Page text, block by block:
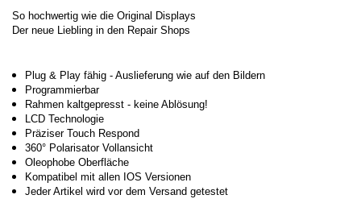
So hochwertig wie die Original Displays
Der neue Liebling in den Repair Shops
Plug & Play fähig - Auslieferung wie auf den Bildern
Programmierbar
Rahmen kaltgepresst - keine Ablösung!
LCD Technologie
Präziser Touch Respond
360° Polarisator Vollansicht
Oleophobe Oberfläche
Kompatibel mit allen IOS Versionen
Jeder Artikel wird vor dem Versand getestet